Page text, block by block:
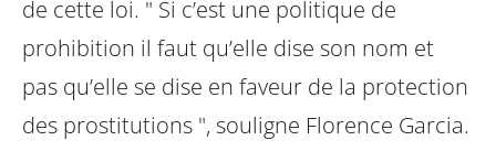
de cette loi. " Si c’est une politique de
prohibition il faut qu’elle dise son nom et
pas qu’elle se dise en faveur de la protection
des prostitutions ", souligne Florence Garcia.